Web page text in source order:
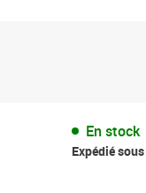
En stock
Expédié